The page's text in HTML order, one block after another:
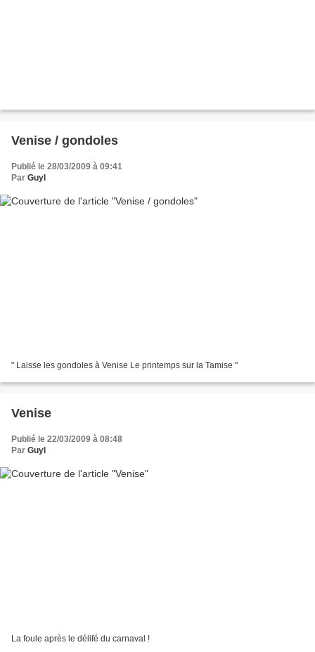
Venise / gondoles
Publié le 28/03/2009 à 09:41
Par Guyl
" Laisse les gondoles à Venise Le printemps sur la Tamise "
Venise
Publié le 22/03/2009 à 08:48
Par Guyl
La foule après le délifé du carnaval !